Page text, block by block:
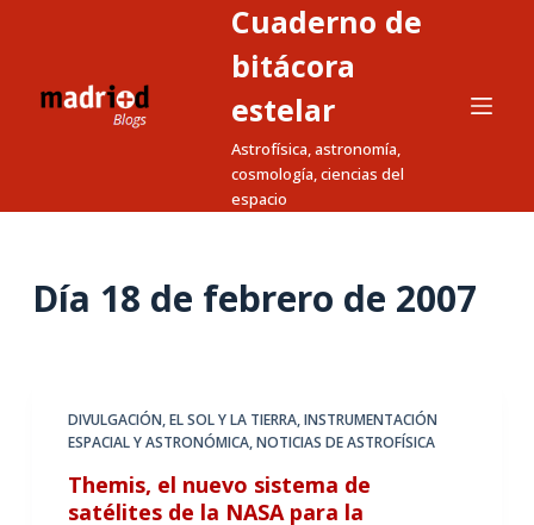
a
Cuaderno de
bitácora
estelar
Astrofísica, astronomía,
cosmología, ciencias del
espacio
Día 18 de febrero de 2007
DIVULGACIÓN,EL SOL Y LA TIERRA,INSTRUMENTACIÓN
ESPACIAL Y ASTRONÓMICA,NOTICIAS DE ASTROFÍSICA
Themis, el nuevo sistema de
satélites de la NASA para la